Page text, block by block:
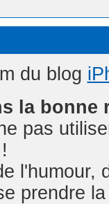
du blog
la bonne
pas
!
l'humour,
prendre